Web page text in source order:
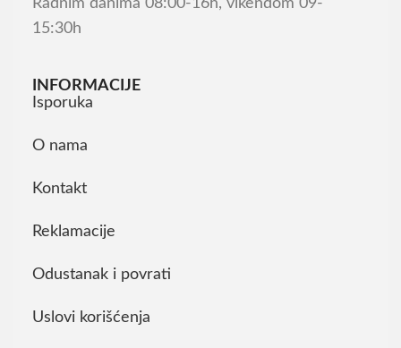
Radnim danima 08:00-16h, vikendom 09-
15:30h
INFORMACIJE
Isporuka
O nama
Kontakt
Reklamacije
Odustanak i povrati
Uslovi korišćenja